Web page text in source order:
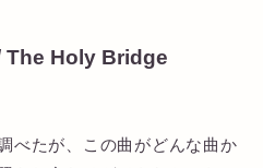
The Holy Bridge
べたが、この曲がどんな曲か